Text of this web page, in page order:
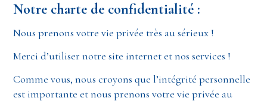
Notre charte de confidentialité :
Nous prenons votre vie privée très au sérieux !
Merci d’utiliser notre site internet et nos services !
Comme vous, nous croyons que l’intégrité personnelle
est importante et nous prenons votre vie privée au